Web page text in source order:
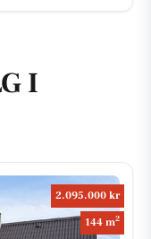
I
2.095.000 kr
144 m2